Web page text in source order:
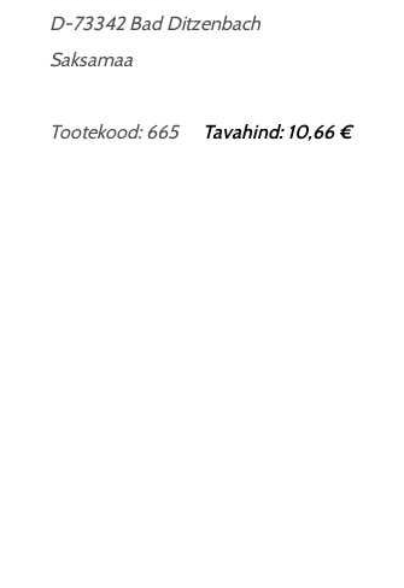
D-73342 Bad Ditzenbach
Saksamaa
Tootekood: 665 Tavahind: 10,66 €